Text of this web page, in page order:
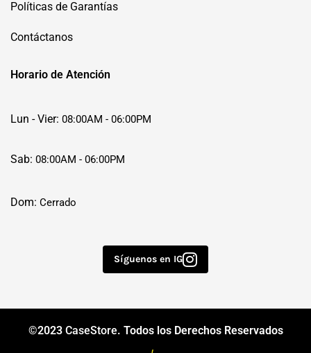
Políticas de Garantías
Contáctanos
Horario de Atención
Lun - Vier: 08:00AM - 06:00PM
Sab: 08:00AM - 06:00PM
Dom: Cerrado
Síguenos en IG
©2023 CaseStore. Todos los Derechos Reservados